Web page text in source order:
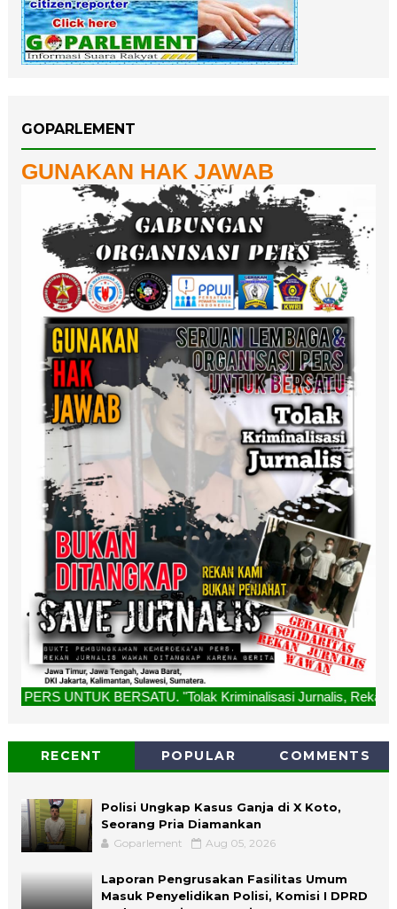
GOPARLEMENT
GUNAKAN HAK JAWAB
"Tolak Kriminalisasi Jurnalis, Rekan Kami Bukan Penjahat,
RECENT POPULAR COMMENTS
Polisi Ungkap Kasus Ganja di X Koto,
Seorang Pria Diamankan
Goparlement Aug 05, 2026
Laporan Pengrusakan Fasilitas Umum
Masuk Penyelidikan Polisi, Komisi I DPRD